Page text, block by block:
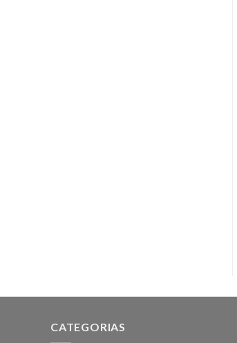
CATEGORIAS